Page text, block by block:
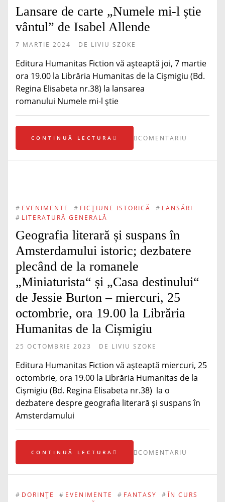
Lansare de carte „Numele mi-l știe
vântul” de Isabel Allende
7 MARTIE 2024 DE LIVIU SZOKE
Editura Humanitas Fiction vă așteaptă joi, 7 martie
ora 19.00 la Librăria Humanitas de la Cișmigiu (Bd.
Regina Elisabeta nr.38) la lansarea
romanului Numele mi-l știe
CONTINUĂ LECTURA COMENTARIU
# EVENIMENTE # FICȚIUNE ISTORICĂ # LANSĂRI
# LITERATURĂ GENERALĂ
Geografia literară și suspans în
Amsterdamului istoric; dezbatere
plecând de la romanele
„Miniaturista“ și „Casa destinului“
de Jessie Burton – miercuri, 25
octombrie, ora 19.00 la Librăria
Humanitas de la Cișmigiu
25 OCTOMBRIE 2023 DE LIVIU SZOKE
Editura Humanitas Fiction vă așteaptă miercuri, 25
octombrie, ora 19.00 la Librăria Humanitas de la
Cișmigiu (Bd. Regina Elisabeta nr.38) la o
dezbatere despre geografia literară și suspans în
Amsterdamului
CONTINUĂ LECTURA COMENTARIU
# DORINȚE # EVENIMENTE # FANTASY # ÎN CURS